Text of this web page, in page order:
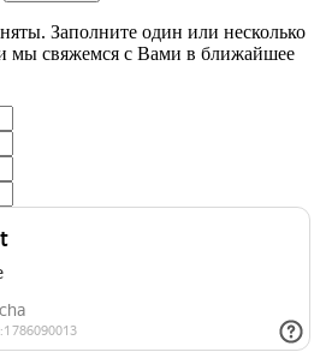
Заполните один или несколько
мы свяжемся с Вами в ближайшее